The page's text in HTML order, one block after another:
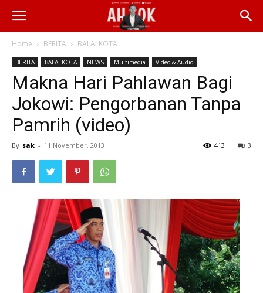
Home BERITA BALAI KOTA
BERITA BALAI KOTA NEWS Multimedia Video & Audio
Makna Hari Pahlawan Bagi
Jokowi: Pengorbanan Tanpa
Pamrih (video)
By sak - 11 November, 2013 3
413